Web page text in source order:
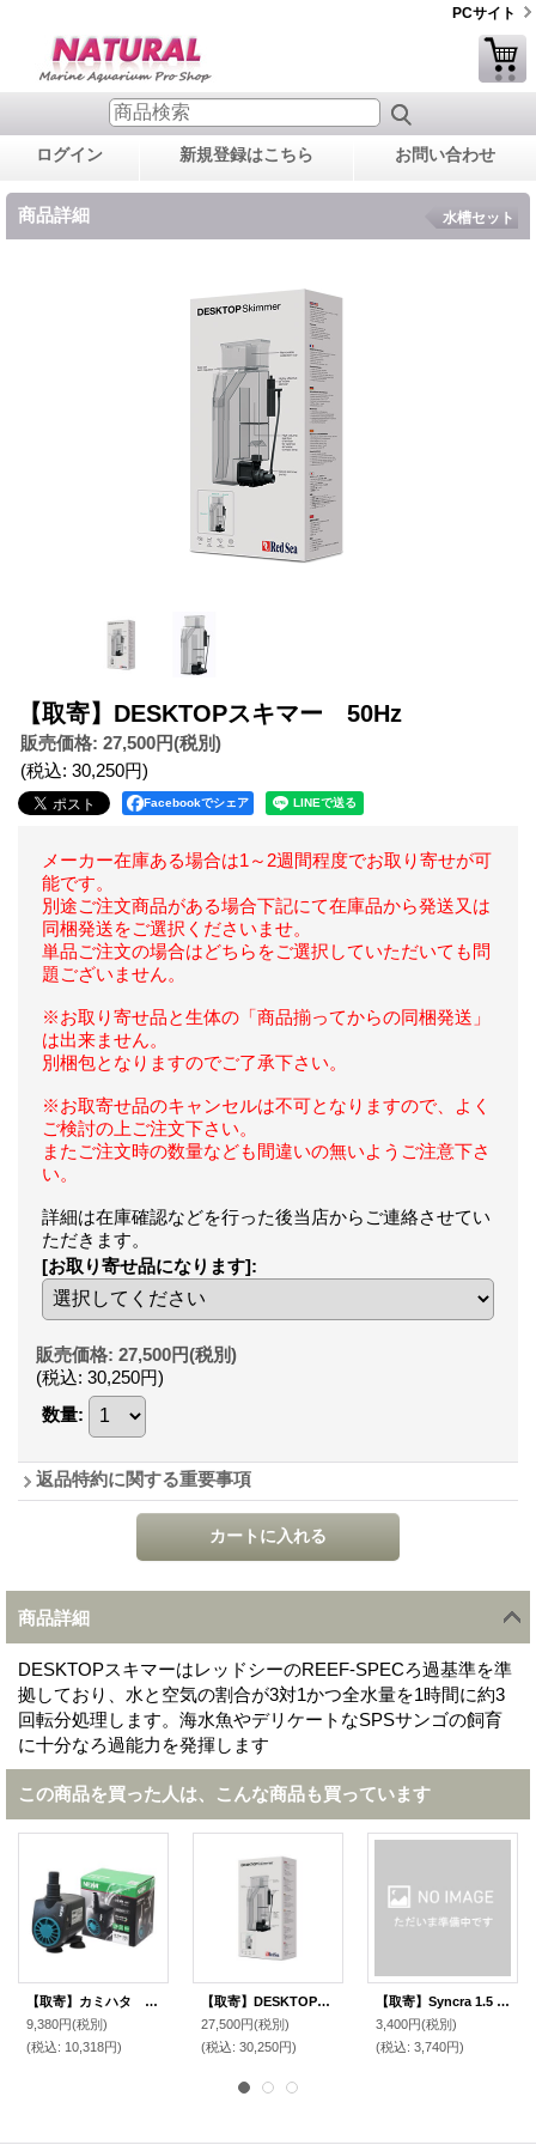
PCサイト
ログイン 新規登録はこちら お問い合わせ
商品詳細 水槽セット
【取寄】DESKTOPスキマー 50Hz
販売価格: 27,500円(税別)
(税込: 30,250円)
Facebookでシェア
メーカー在庫ある場合は1～2週間程度でお取り寄せが可
能です。
別途ご注文商品がある場合下記にて在庫品から発送又は
同梱発送をご選択くださいませ。
単品ご注文の場合はどちらをご選択していただいても問
題ございません。
※お取り寄せ品と生体の「商品揃ってからの同梱発送」
は出来ません。
別梱包となりますのでご了承下さい。
※お取寄せ品のキャンセルは不可となりますので、よく
ご検討の上ご注文下さい。
またご注文時の数量なども間違いの無いようご注意下さ
い。
詳細は在庫確認などを行った後当店からご連絡させてい
ただきます。
[お取り寄せ品になります]:
販売価格: 27,500円(税別)
(税込: 30,250円)
数量:
返品特約に関する重要事項
商品詳細
DESKTOPスキマーはレッドシーのREEF-SPECろ過基準を準
拠しており、水と空気の割合が3対1かつ全水量を1時間に約3
回転分処理します。海水魚やデリケートなSPSサンゴの飼育
に十分なろ過能力を発揮します
この商品を買った人は、こんな商品も買っています
【取寄】カミハタ ネワジェット NJ1700 50hz
9,380円(税別)
(税込: 10,318円)
【取寄】DESKTOPスキマー 60Hz
27,500円(税別)
(税込: 30,250円)
【取寄】Syncra 1.5 インペラー 50Hz
3,400円(税別)
(税込: 3,740円)